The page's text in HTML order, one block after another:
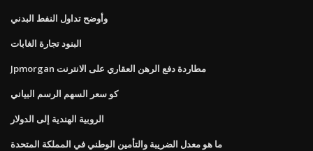
وأوضح تداول النفط البدني
البنود تجارة الغابات
Jpmorgan مطاردة دفع الرهن العقاري على الانترنت
كو سعر السهم الرسم البياني
الروبية الهندية إلى الدولار
ما هو معدل الضريبة والتأمين الوطني في المملكة المتحدة